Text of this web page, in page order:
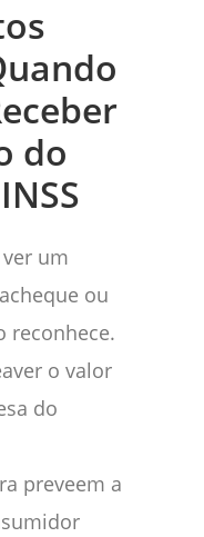
do
um
ou
reconhece.
o valor
do
preveem a